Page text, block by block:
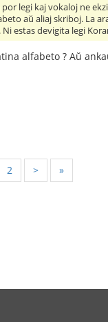
legi kaj vokaloj ne
aŭ aliaj skriboj. La
estas devigita legi
alfabeto ? Aŭ
2 > »